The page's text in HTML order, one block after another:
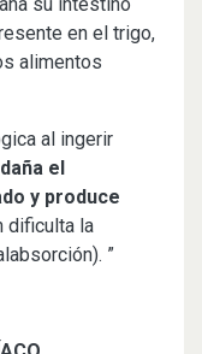
en el trigo,
alimentos
al ingerir
el
y produce
dificulta la
”